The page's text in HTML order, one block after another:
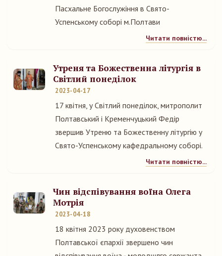
Пасхальне Богослужіння в Свято-
Успенському соборі м.Полтави
Читати повністю...
Утреня та Божественна літургія в
Світлий понеділок
2023-04-17
17 квітня, у Світлий понеділок, митрополит
Полтавський і Кременчуцький Федір
звершив Утреню та Божественну літургію у
Свято-Успенському кафедральному соборі.
Читати повністю...
Чин відспівування воїна Олега
Мотрія
2023-04-18
18 квітня 2023 року духовенством
Полтавської єпархії звершено чин